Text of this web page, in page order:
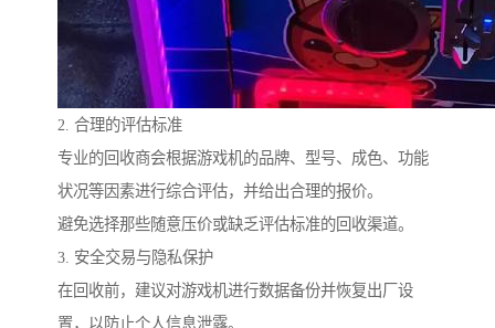
2. 合理的评估标准
专业的回收商会根据游戏机的品牌、型号、成色、功能
状况等因素进行综合评估，并给出合理的报价。
避免选择那些随意压价或缺乏评估标准的回收渠道。
3. 安全交易与隐私保护
在回收前，建议对游戏机进行数据备份并恢复出厂设
置，以防止个人信息泄露。